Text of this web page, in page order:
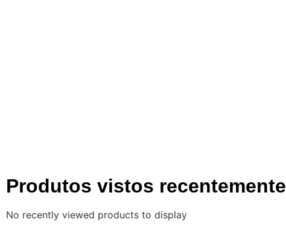
Produtos vistos recentemente
No recently viewed products to display